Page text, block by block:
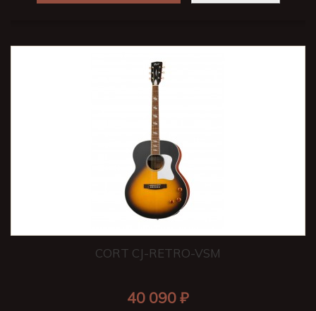
CORT CJ-RETRO-VSM
40 090 ₽